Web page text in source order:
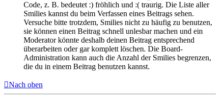
Code, z. B. bedeutet :) fröhlich und :( traurig. Die Liste aller
Smilies kannst du beim Verfassen eines Beitrags sehen.
Versuche bitte trotzdem, Smilies nicht zu häufig zu benutzen,
sie können einen Beitrag schnell unlesbar machen und ein
Moderator könnte deshalb deinen Beitrag entsprechend
überarbeiten oder gar komplett löschen. Die Board-
Administration kann auch die Anzahl der Smilies begrenzen,
die du in einem Beitrag benutzen kannst.
Nach oben